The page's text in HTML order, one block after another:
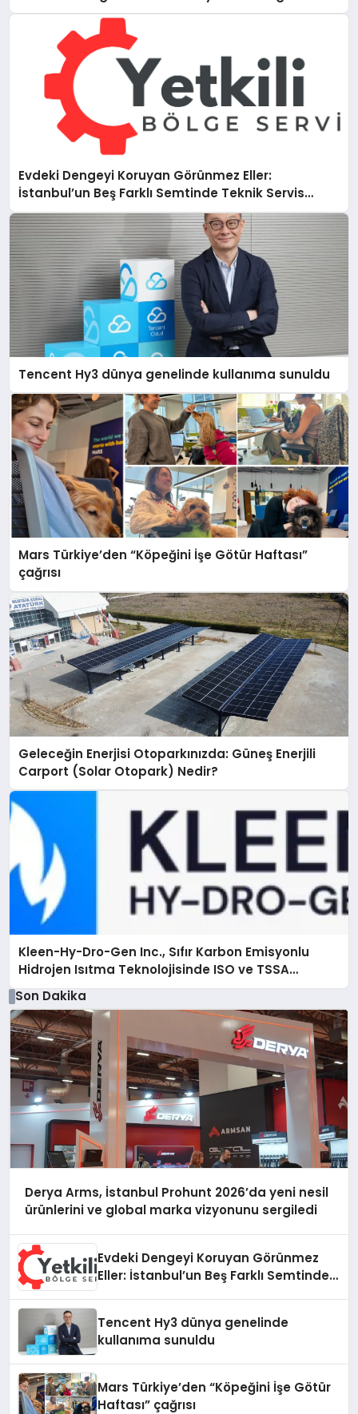
Evdeki Dengeyi Koruyan Görünmez Eller:
İstanbul’un Beş Farklı Semtinde Teknik Servis
Gerçeği
Tencent Hy3 dünya genelinde kullanıma sunuldu
Mars Türkiye’den “Köpeğini İşe Götür Haftası”
çağrısı
Geleceğin Enerjisi Otoparkınızda: Güneş Enerjili
Carport (Solar Otopark) Nedir?
Kleen-Hy-Dro-Gen Inc., Sıfır Karbon Emisyonlu
Hidrojen Isıtma Teknolojisinde ISO ve TSSA
Düzenleyici Onaylarını Aldı
Son Dakika
Derya Arms, İstanbul Prohunt 2026’da yeni nesil
ürünlerini ve global marka vizyonunu sergiledi
Evdeki Dengeyi Koruyan Görünmez
Eller: İstanbul’un Beş Farklı Semtinde
Tencent Hy3 dünya genelinde
kullanıma sunuldu
Mars Türkiye’den “Köpeğini İşe Götür
Haftası” çağrısı